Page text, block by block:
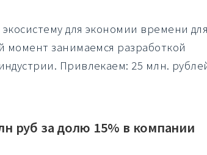
для экономии времени для
момент занимаемся разработкой
Привлекаем: 25 млн.
руб за долю 15% в компании